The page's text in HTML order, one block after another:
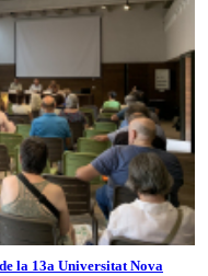
la 13a Universitat Nova